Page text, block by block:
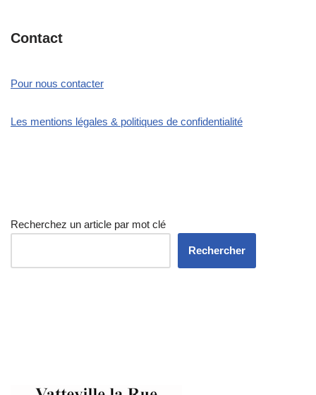
Contact
Pour nous contacter
Les mentions légales & politiques de confidentialité
Recherchez un article par mot clé
Rechercher